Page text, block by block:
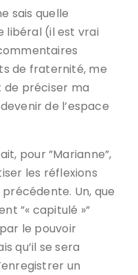
sais quelle
libéral (il est vrai
de fraternité, me
de préciser ma
de l’espace
pour ”Marianne”,
les réflexions
Un, que
”« capitulé »”
le pouvoir
qu’il se sera
un